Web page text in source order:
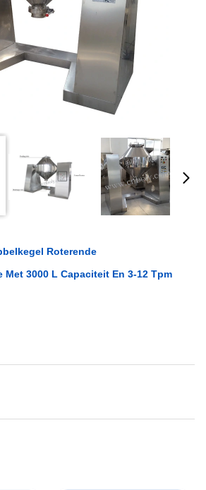
Roterende
Met 3000 L Capaciteit En 3-12 Tpm